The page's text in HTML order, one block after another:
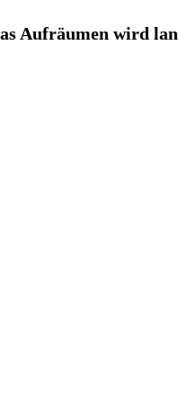
Aufräumen wird